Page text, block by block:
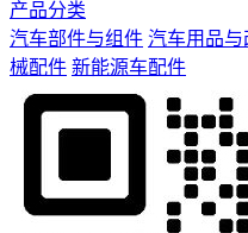
产品分类
汽车部件与组件 汽车用品与
械配件 新能源车配件